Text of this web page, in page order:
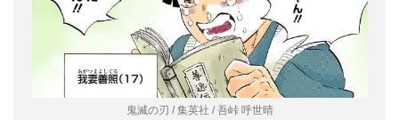
鬼滅の刃 / 集英社 / 吾峠 呼世晴